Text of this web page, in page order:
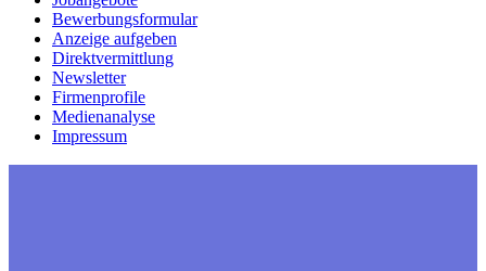
Bewerbungsformular
Anzeige aufgeben
Direktvermittlung
Newsletter
Firmenprofile
Medienanalyse
Impressum